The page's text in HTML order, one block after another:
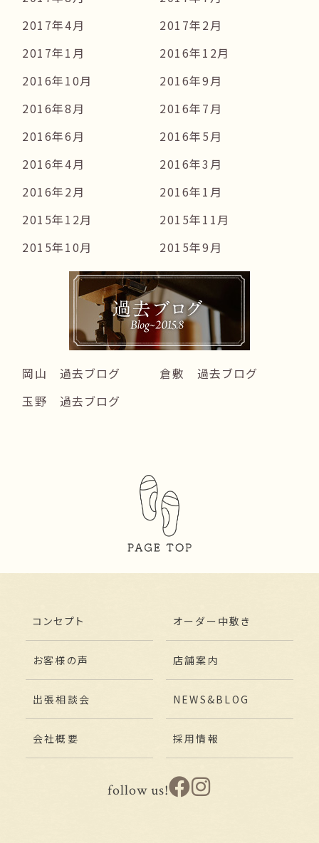
2017年4月
2017年2月
2017年1月
2016年12月
2016年10月
2016年9月
2016年8月
2016年7月
2016年6月
2016年5月
2016年4月
2016年3月
2016年2月
2016年1月
2015年12月
2015年11月
2015年10月
2015年9月
岡山 過去ブログ
倉敷 過去ブログ
玉野 過去ブログ
コンセプト オーダー中敷き
お客様の声 店舗案内
出張相談会 NEWS&BLOG
会社概要 採用情報
follow us!